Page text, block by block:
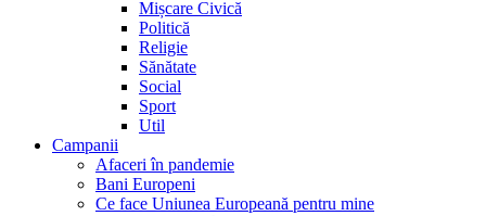
Mișcare Civică
Politică
Religie
Sănătate
Social
Sport
Util
Campanii
Afaceri în pandemie
Bani Europeni
Ce face Uniunea Europeană pentru mine